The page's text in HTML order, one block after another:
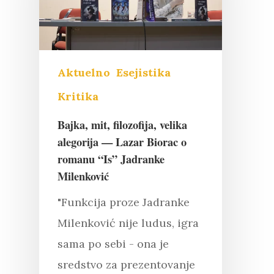
Aktuelno Esejistika
Kritika
Bajka, mit, filozofija, velika
alegorija — Lazar Biorac o
romanu “Is” Jadranke
Milenković
"Funkcija proze Jadranke
Milenković nije ludus, igra
sama po sebi - ona je
sredstvo za prezentovanje